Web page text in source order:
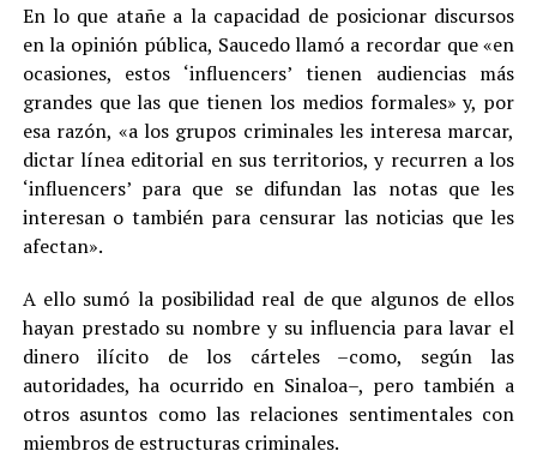
En lo que atañe a la capacidad de posicionar discursos
en la opinión pública, Saucedo llamó a recordar que «en
ocasiones, estos ‘influencers’ tienen audiencias más
grandes que las que tienen los medios formales» y, por
esa razón, «a los grupos criminales les interesa marcar,
dictar línea editorial en sus territorios, y recurren a los
‘influencers’ para que se difundan las notas que les
interesan o también para censurar las noticias que les
afectan».
A ello sumó la posibilidad real de que algunos de ellos
hayan prestado su nombre y su influencia para lavar el
dinero ilícito de los cárteles –como, según las
autoridades, ha ocurrido en Sinaloa–, pero también a
otros asuntos como las relaciones sentimentales con
miembros de estructuras criminales.